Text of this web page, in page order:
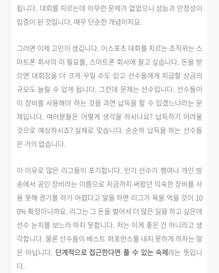
됩니다. 대회를 치르는데 아무런 문제가 없었으니 성능과 안정성이
입증이 된 것입니다. 매우 단순한 개념이지요.
그러면 이제 고민이 생깁니다. 이스포츠 대회를 치르는 조직위는 스
마트폰 회사의 이 필요를, 스마트폰 회사에 팔고 싶습니다. 돈을 받
으면 대회장을 더 크게 꾸밀 수도 있고 선수들에게 지급할 상금의
규모도 늘릴 수 있게 됩니다. 그런데 문제는 선수입니다. 선수들이
이 장비를 사용해야 하는 것을 과연 납득을 할 수 있겠느냐라는 문
제입니다. 여러분들은 어떻게 생각을 하시나요? 납득하기 어려울
것으로 예상하시죠? 실제로 맞습니다. 순순히 납득을 하는 선수들
은 거의 없습니다.
이 이유로 많은 리그들이 포기합니다. 인기 선수가 행여나 개인 방
송에서 공인 장비라는 이름으로 지금까지 써왔던 익숙한 장비를 사
용 못해 경기를 하기 어렵다고 말을 하면 리그가 욕을 먹을 것이 10
0% 확정이니까요. 리그는 그 돈을 벌어서 더 많은 일을 하고 싶은데
선수 눈치를 보느라 하지 못합니다. 저는 이게 좋은 건 아니라고 생
각합니다. 물론 선수들이 베스트 퍼포먼스를 내지 못하게 하자는 말
은 아닙니다. 단계적으로 접근한다면 풀 수 있는 숙제라는 뜻입니
다.